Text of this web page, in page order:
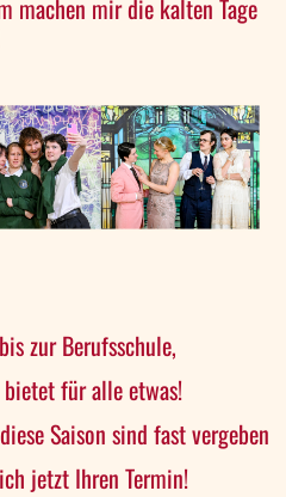
machen mir die kalten Tage
zur Berufsschule,
für alle etwas!
Saison sind fast vergeben
jetzt Ihren Termin!